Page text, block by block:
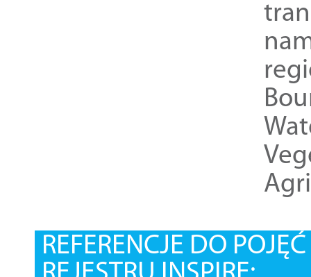
REFERENCJE DO